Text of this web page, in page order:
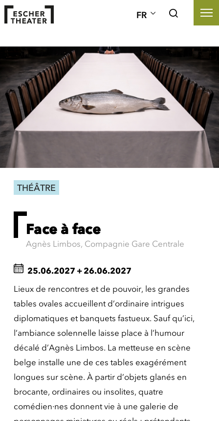
FR
THÉÂTRE
Face à face
Agnès Limbos, Compagnie Gare Centrale
25.06.2027 + 26.06.2027
Lieux de rencontres et de pouvoir, les grandes
tables ovales accueillent d’ordinaire intrigues
diplomatiques et banquets fastueux. Sauf qu’ici,
l’ambiance solennelle laisse place à l’humour
décalé d’Agnès Limbos. La metteuse en scène
belge installe une de ces tables exagérément
longues sur scène. À partir d’objets glanés en
brocante, ordinaires ou insolites, quatre
comédien·nes donnent vie à une galerie de